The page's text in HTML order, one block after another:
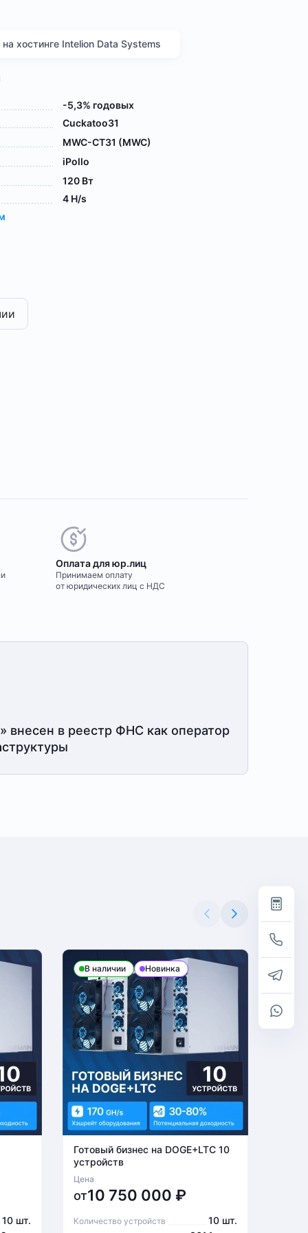
хостинге Intelion Data Systems
-5,3% годовых
Cuckatoo31
MWC-CT31 (MWC)
iPollo
120 Вт
4 H/s
Оплата для юр.лиц
Принимаем оплату
от юридических лиц с НДС
внесен в реестр ФНС как оператор
10 шт.
В наличии Новинка
Готовый бизнес на DOGE+LTC 10
устройств
Цена
от10 750 000 ₽
Количество устройств 10 шт.